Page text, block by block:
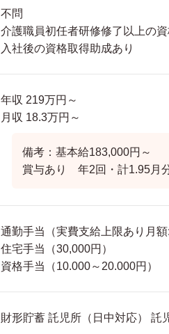
不問
介護職員初任者研修修了以上の
入社後の資格取得助成あり
年収 219万円～
月収 18.3万円～
備考：基本給183,000円～
賞与あり 年2回・計1.95月
通勤手当（実費支給上限あり月
住宅手当（30,000円）
資格手当（10.000～20.000円）
財形貯蓄 託児所（日中対応） 託